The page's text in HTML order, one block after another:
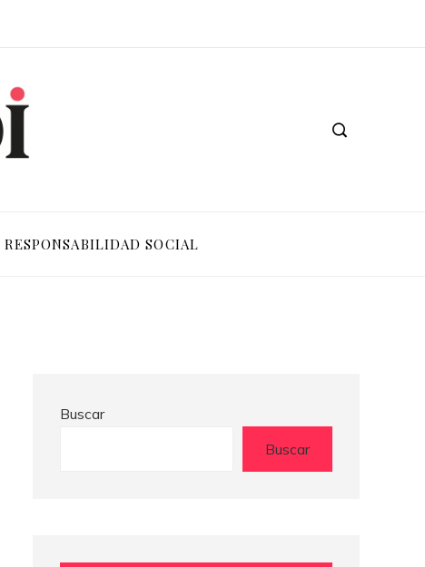
RESPONSABILIDAD SOCIAL
Buscar
Buscar